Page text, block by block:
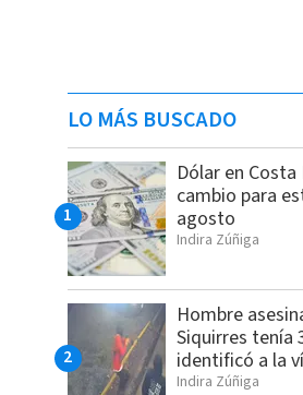
LO MÁS BUSCADO
Dólar en
cambio para
agosto
Indira Zúñiga
Hombre
Siquirres tenía
identificó a la
Indira Zúñiga